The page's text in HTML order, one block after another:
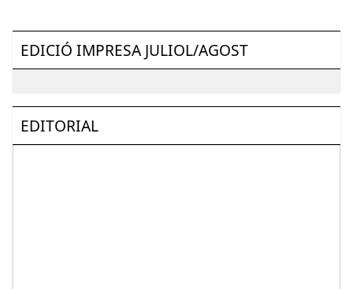
EDICIÓ IMPRESA JULIOL/AGOST
EDITORIAL